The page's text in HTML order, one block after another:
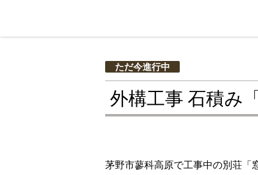
ただ今進行中
外構工事 石積み
茅野市蓼科高原で工事中の別荘「